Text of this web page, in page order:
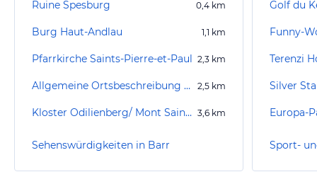
Ruine Spesburg 0,4 km
Burg Haut-Andlau 1,1 km
Pfarrkirche Saints-Pierre-et-Paul 2,3 km
Allgemeine Ortsbeschreibung Andlau 2,5 km
Kloster Odilienberg/ Mont Sainte-Odile 3,6 km
Sehenswürdigkeiten in Barr
Golf du
Terenzi
Silver
Europa-
Sport-